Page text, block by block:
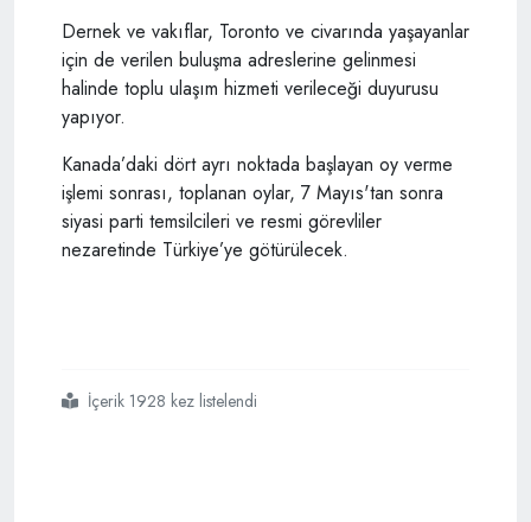
Dernek ve vakıflar, Toronto ve civarında yaşayanlar
için de verilen buluşma adreslerine gelinmesi
halinde toplu ulaşım hizmeti verileceği duyurusu
yapıyor.
Kanada’daki dört ayrı noktada başlayan oy verme
işlemi sonrası, toplanan oylar, 7 Mayıs'tan sonra
siyasi parti temsilcileri ve resmi görevliler
nezaretinde Türkiye’ye götürülecek.
#kanada da
#türkiyedeki
#14
#mayıs
#seçimleri
#için
#oy
#verme
#işlemi
#başladıİçerik 1928 kez listelendi